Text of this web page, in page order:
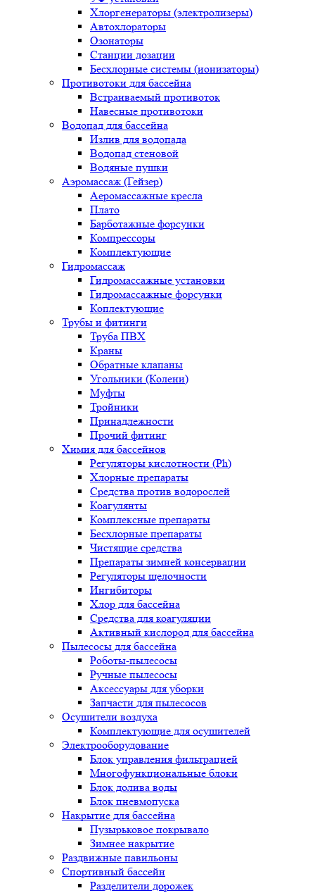
Хлоргенераторы (электролизеры)
Автохлораторы
Озонаторы
Станции дозации
Бесхлорные системы (ионизаторы)
Противотоки для бассейна
Встраиваемый противоток
Навесные противотоки
Водопад для бассейна
Излив для водопада
Водопад стеновой
Водяные пушки
Аэромассаж (Гейзер)
Аеромассажные кресла
Плато
Барботажные форсунки
Компрессоры
Комплектующие
Гидромассаж
Гидромассажные установки
Гидромассажные форсунки
Коплектующие
Трубы и фитинги
Труба ПВХ
Краны
Обратные клапаны
Угольники (Колени)
Муфты
Тройники
Принадлежности
Прочий фитинг
Химия для бассейнов
Регуляторы кислотности (Ph)
Хлорные препараты
Средства против водорослей
Коагулянты
Комплексные препараты
Бесхлорные препараты
Чистящие средства
Препараты зимней консервации
Регуляторы щелочности
Ингибиторы
Хлор для бассейна
Средства для коагуляции
Активный кислород для бассейна
Пылесосы для бассейна
Роботы-пылесосы
Ручные пылесосы
Аксессуары для уборки
Запчасти для пылесосов
Осушители воздуха
Комплектующие для осушителей
Электрооборудование
Блок управления фильтрацией
Многофункциональные блоки
Блок долива воды
Блок пневмопуска
Накрытие для бассейна
Пузырьковое покрывало
Зимнее накрытие
Раздвижные павильоны
Спортивный бассейн
Разделители дорожек